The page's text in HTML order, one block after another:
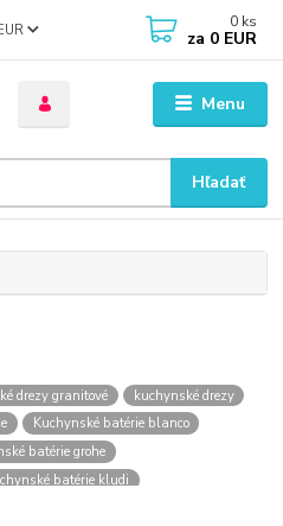
Menu
Hľadať
0 ks
za 0 EUR
drezy granitové
kuchynské drezy
Kuchynské batérie blanco
batérie grohe
batérie kludi